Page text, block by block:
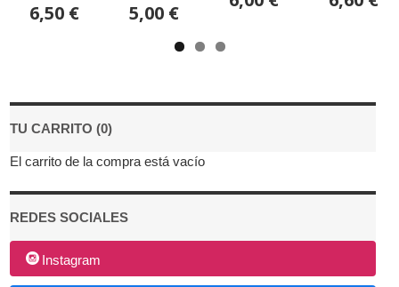
TU CARRITO (0)
El carrito de la compra está vacío
REDES SOCIALES
Instagram
6,50 € 5,00 €